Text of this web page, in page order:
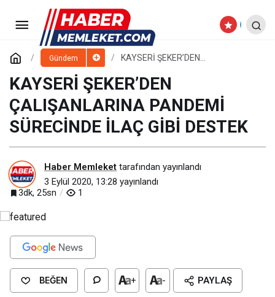
Gündem
KAYSERİ ŞEKER’DEN
SÜRECİNDE İLAÇ GİBİ DESTEK
KAYSERİ ŞEKER’DEN
ÇALIŞANLARINA PANDEMİ
SÜRECİNDE İLAÇ GİBİ DESTEK
Haber Memleket tarafından yayınlandı
3 Eylül 2020, 13:28 yayınlandı
3dk, 25sn
1
BEĞEN + - PAYLAŞ
KAYSERİ GÖNÜLLÜ KÜLTÜR
TEŞEKKÜLLERİ BİR ARAYA GELDİ
Yorum Yap